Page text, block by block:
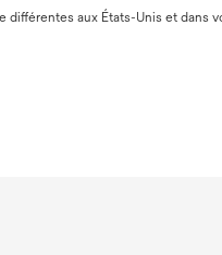
aux États-Unis et dans